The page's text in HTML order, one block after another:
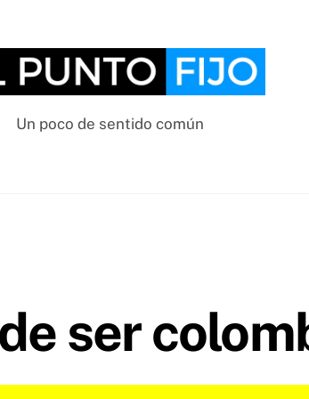
Un poco de sentido común
ser